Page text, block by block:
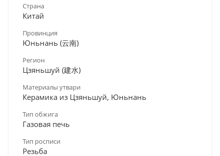
Страна
Китай
Провинция
Юньнань (云南)
Регион
Цзяньшуй (建水)
Материалы утвари
Керамика из Цзяньшуй, Юньнань
Тип обжига
Газовая печь
Тип росписи
Резьба